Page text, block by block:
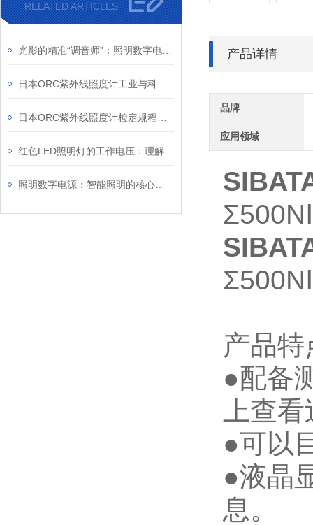
RELATED ARTICLES
产品详情
品牌
应用领域
产品特
●配备
上查
●可以
●液晶
息。